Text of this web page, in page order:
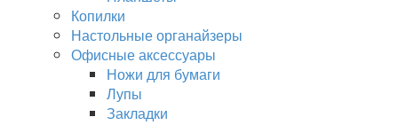
Копилки
Настольные органайзеры
Офисные аксессуары
Ножи для бумаги
Лупы
Закладки